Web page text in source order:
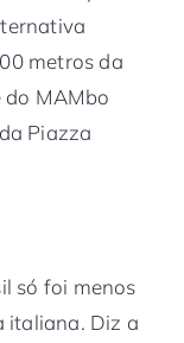
metros da
do MAMbo
Piazza
só foi menos
italiana. Diz a